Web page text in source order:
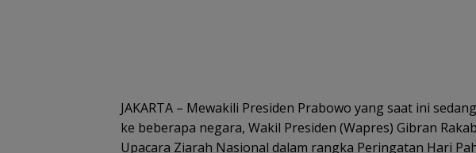
JAKARTA – Mewakili Presiden Prabowo yang saat ini
ke beberapa negara, Wakil Presiden (Wapres) Gibran
Upacara Ziarah Nasional dalam rangka Peringatan Hari